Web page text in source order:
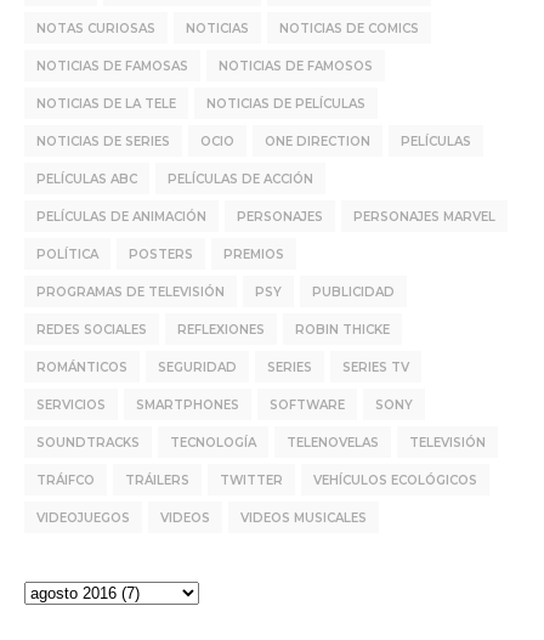
NOTAS CURIOSAS NOTICIAS NOTICIAS DE COMICS
NOTICIAS DE FAMOSAS NOTICIAS DE FAMOSOS
NOTICIAS DE LA TELE NOTICIAS DE PELÍCULAS
NOTICIAS DE SERIES OCIO ONE DIRECTION PELÍCULAS
PELÍCULAS ABC PELÍCULAS DE ACCIÓN
PELÍCULAS DE ANIMACIÓN PERSONAJES PERSONAJES MARVEL
POLÍTICA POSTERS PREMIOS
PROGRAMAS DE TELEVISIÓN PSY PUBLICIDAD
REDES SOCIALES REFLEXIONES ROBIN THICKE
ROMÁNTICOS SEGURIDAD SERIES SERIES TV
SERVICIOS SMARTPHONES SOFTWARE SONY
SOUNDTRACKS TECNOLOGÍA TELENOVELAS TELEVISIÓN
TRÁIFCO TRÁILERS TWITTER VEHÍCULOS ECOLÓGICOS
VIDEOJUEGOS VIDEOS VIDEOS MUSICALES